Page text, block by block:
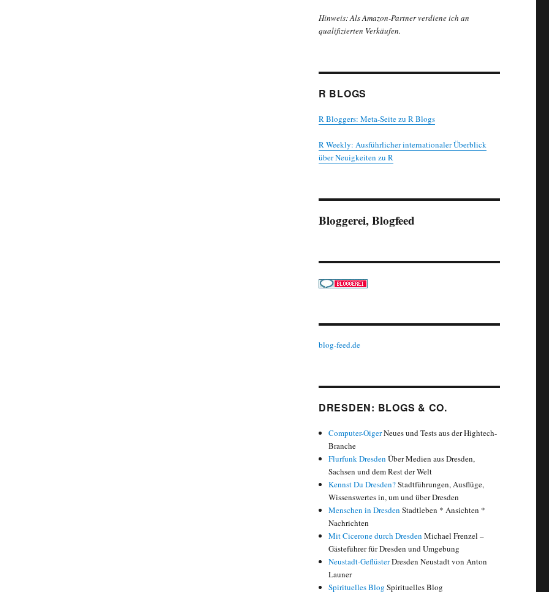
Hinweis: Als Amazon-Partner verdiene ich an
qualifizierten Verkäufen.
R BLOGS
R Bloggers: Meta-Seite zu R Blogs
R Weekly: Ausführlicher internationaler Überblick
über Neuigkeiten zu R
Bloggerei, Blogfeed
blog-feed.de
DRESDEN: BLOGS & CO.
Computer-OigerNeues und Tests aus der Hightech-
Branche
Flurfunk Dresden Über Medien aus Dresden,
Sachsen und dem Rest der Welt
Kennst Du Dresden?Stadtführungen, Ausflüge,
Wissenswertes in, um und über Dresden
Menschen in Dresden Stadtleben * Ansichten *
Nachrichten
Mit Cicerone durch Dresden Michael Frenzel –
Gästeführer für Dresden und Umgebung
Neustadt-GeflüsterDresden Neustadt von Anton
Launer
Spirituelles Blog Spirituelles Blog